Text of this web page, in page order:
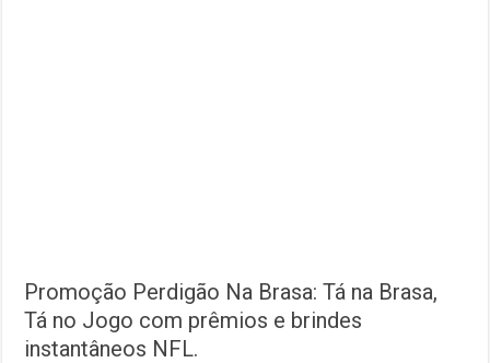
Promoção Perdigão Na Brasa: Tá na Brasa,
Tá no Jogo com prêmios e brindes
instantâneos NFL.